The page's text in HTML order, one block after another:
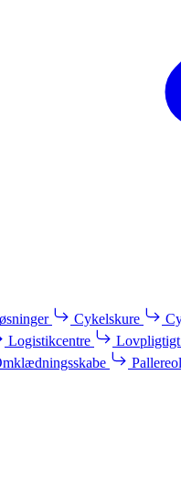
Cykelskure
Logistikcentre
Lovpligtigt